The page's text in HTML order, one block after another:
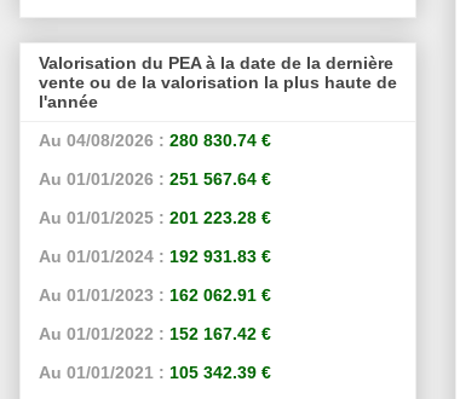
Valorisation du PEA à la date de la dernière
vente ou de la valorisation la plus haute de
l'année
Au 04/08/2026 : 280 830.74 €
Au 01/01/2026 : 251 567.64 €
Au 01/01/2025 : 201 223.28 €
Au 01/01/2024 : 192 931.83 €
Au 01/01/2023 : 162 062.91 €
Au 01/01/2022 : 152 167.42 €
Au 01/01/2021 : 105 342.39 €